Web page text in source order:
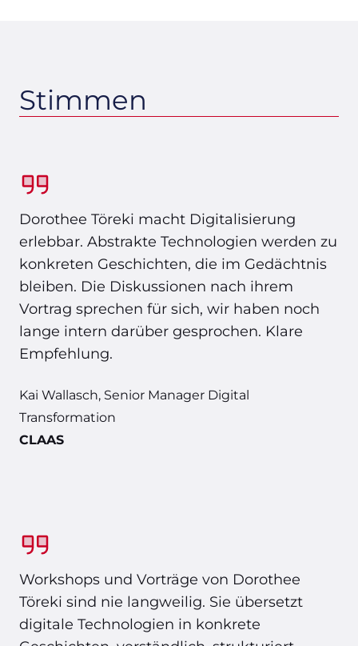
Stimmen
Dorothee Töreki macht Digitalisierung
erlebbar. Abstrakte Technologien werden zu
konkreten Geschichten, die im Gedächtnis
bleiben. Die Diskussionen nach ihrem
Vortrag sprechen für sich, wir haben noch
lange intern darüber gesprochen. Klare
Empfehlung.
Kai Wallasch, Senior Manager Digital
Transformation
CLAAS
Workshops und Vorträge von Dorothee
Töreki sind nie langweilig. Sie übersetzt
digitale Technologien in konkrete